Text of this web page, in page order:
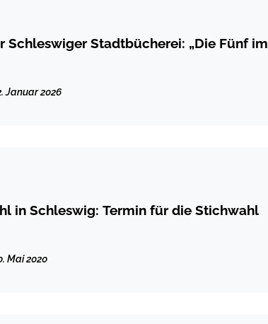
Schleswiger Stadtbücherei: „Die Fünf im
Januar 2026
in Schleswig: Termin für die Stichwahl
Mai 2020